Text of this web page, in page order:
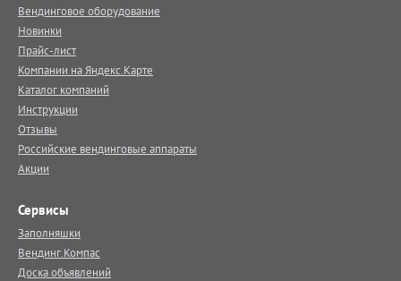
Вендинговое оборудование
Новинки
Прайс-лист
Компании на Яндекс.Карте
Каталог компаний
Инструкции
Отзывы
Российские вендинговые аппараты
Акции
Сервисы
Заполняшки
Вендинг.Компас
Доска объявлений